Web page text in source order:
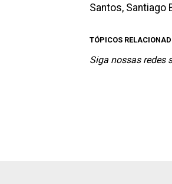
Santos, Santiago
TÓPICOS
Siga nossas redes